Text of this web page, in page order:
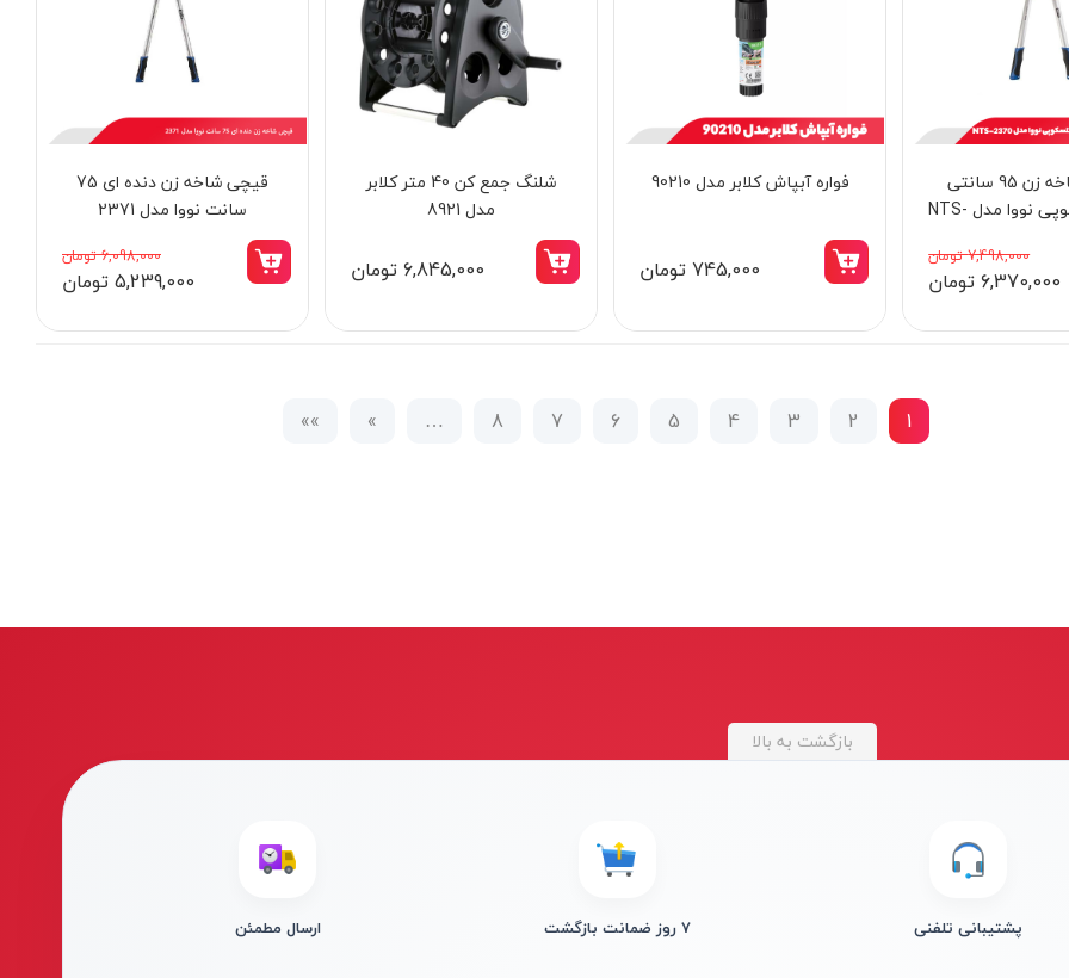
قیچی شاخه زن 95 سانتی
دسته تلسکوپی نووا مدل NTS-
7,498,000 تومان
6,370,000 تومان
فواره آبپاش کلابر مدل 90210
745,000 تومان
شلنگ جمع‌ کن 40 متر کلابر
مدل 8921
6,845,000 تومان
قیچی شاخه‌ زن دنده‌ ای 75
سانت نووا مدل 2371
6,098,000 تومان
5,239,000 تومان
1
2
3
4
5
6
7
8
…
»
»»
بازگشت به بالا
پشتیبانی تلفنی ۷ روز ضمانت بازگشت ارسال مطمئن